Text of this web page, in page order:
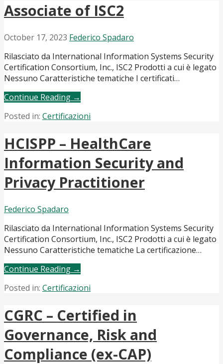
Associate of ISC2
October 17, 2023 Federico Spadaro
Rilasciato da International Information Systems Security
Certification Consortium, Inc., ISC2 Prodotti a cui è legato
Nessuno Caratteristiche tematiche I certificati…
Continue Reading →
Posted in: Certificazioni
HCISPP – HealthCare
Information Security and
Privacy Practitioner
Federico Spadaro
Rilasciato da International Information Systems Security
Certification Consortium, Inc., ISC2 Prodotti a cui è legato
Nessuno Caratteristiche tematiche La certificazione…
Continue Reading →
Posted in: Certificazioni
CGRC – Certified in
Governance, Risk and
Compliance (ex-CAP)